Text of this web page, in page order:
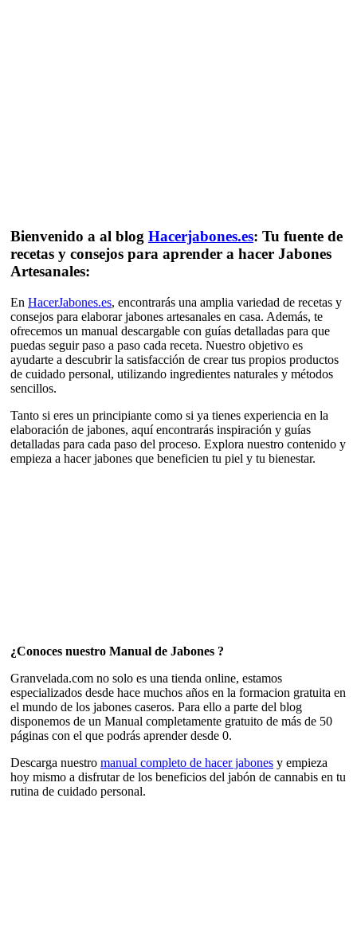
Bienvenido a al blog Hacerjabones.es: Tu fuente de
recetas y consejos para aprender a hacer Jabones
Artesanales:
En HacerJabones.es, encontrarás una amplia variedad de recetas y
consejos para elaborar jabones artesanales en casa. Además, te
ofrecemos un manual descargable con guías detalladas para que
puedas seguir paso a paso cada receta. Nuestro objetivo es
ayudarte a descubrir la satisfacción de crear tus propios productos
de cuidado personal, utilizando ingredientes naturales y métodos
sencillos.
Tanto si eres un principiante como si ya tienes experiencia en la
elaboración de jabones, aquí encontrarás inspiración y guías
detalladas para cada paso del proceso. Explora nuestro contenido y
empieza a hacer jabones que beneficien tu piel y tu bienestar.
¿Conoces nuestro Manual de Jabones ?
Granvelada.com no solo es una tienda online, estamos
especializados desde hace muchos años en la formacion gratuita en
el mundo de los jabones caseros. Para ello a parte del blog
disponemos de un Manual completamente gratuito de más de 50
páginas con el que podrás aprender desde 0.
Descarga nuestro manual completo de hacer jabones y empieza
hoy mismo a disfrutar de los beneficios del jabón de cannabis en tu
rutina de cuidado personal.